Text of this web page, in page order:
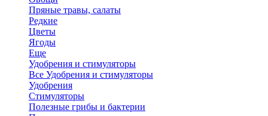
Пряные травы, салаты
Редкие
Цветы
Ягоды
Еще
Удобрения и стимуляторы
Все Удобрения и стимуляторы
Удобрения
Стимуляторы
Полезные грибы и бактерии